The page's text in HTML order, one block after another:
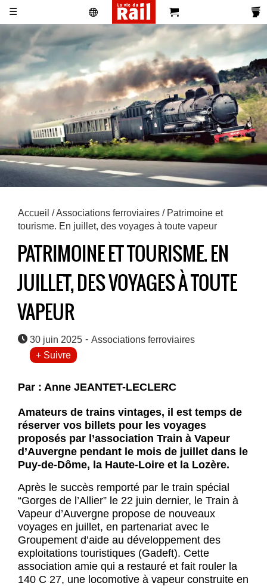
Actualités
Histoire
Associations
Magazines
Vidéos
Partenaires
Pro
Pub
&
Annonces
Newsletters
S'abonner
Se
réabonner
☰
Accueil /Associations ferroviaires / Patrimoine et
tourisme. En juillet, des voyages à toute vapeur
PATRIMOINE ET TOURISME. EN
JUILLET, DES VOYAGES À TOUTE
VAPEUR
30 juin 2025 - Associations ferroviaires
+ Suivre
Par : Anne JEANTET-LECLERC
Amateurs de trains vintages, il est temps de
réserver vos billets pour les voyages
proposés par l’association Train à Vapeur
d’Auvergne pendant le mois de juillet dans le
Puy-de-Dôme, la Haute-Loire et la Lozère.
Après le succès remporté par le train spécial
“Gorges de l’Allier” le 22 juin dernier, le Train à
Vapeur d’Auvergne propose de nouveaux
voyages en juillet, en partenariat avec le
Groupement d’aide au développement des
exploitations touristiques (Gadeft). Cette
association amie qui a restauré et fait rouler la
140 C 27, une locomotive à vapeur construite en